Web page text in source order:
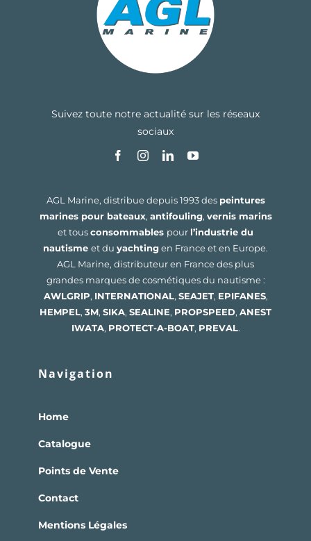
Suivez toute notre actualité sur les réseaux
sociaux
AGL Marine, distribue depuis 1993 des peintures
marines pour bateaux, antifouling, vernis marins
et tousconsommables pour l’industrie du
nautisme et du yachtingen France et en Europe.
AGL Marine, distributeur en France des plus
grandes marques de cosmétiques du nautisme :
AWLGRIP, INTERNATIONAL, SEAJET, EPIFANES,
HEMPEL, 3M, SIKA, SEALINE, PROPSPEED, ANEST
IWATA, PROTECT-A-BOAT, PREVAL.
Navigation
Home
Catalogue
Points de Vente
Contact
Mentions Légales